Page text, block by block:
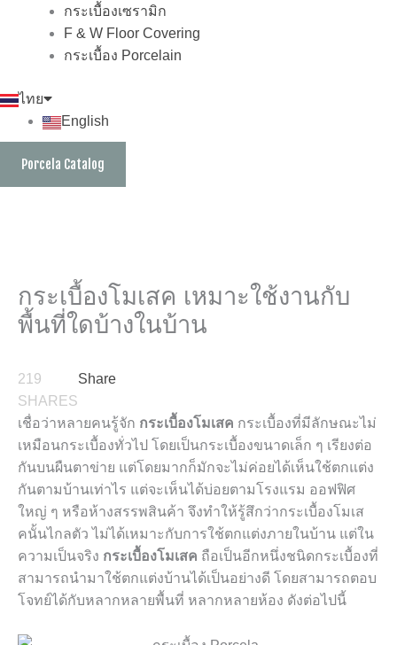
กระเบื้องเซรามิก
F & W Floor Covering
กระเบื้อง Porcelain
ไทย
English
Porcela Catalog
กระเบื้องโมเสค เหมาะใช้งานกับ
พื้นที่ใดบ้างในบ้าน
219
SHARES
Share
เชื่อว่าหลายคนรู้จัก กระเบื้องโมเสค กระเบื้องที่มีลักษณะไม่
เหมือนกระเบื้องทั่วไป โดยเป็นกระเบื้องขนาดเล็ก ๆ เรียงต่อ
กันบนผืนตาข่าย แต่โดยมากก็มักจะไม่ค่อยได้เห็นใช้ตกแต่ง
กันตามบ้านเท่าไร แต่จะเห็นได้บ่อยตามโรงแรม ออฟฟิศ
ใหญ่ ๆ หรือห้างสรรพสินค้า จึงทำให้รู้สึกว่ากระเบื้องโมเส
คนั้นไกลตัว ไม่ได้เหมาะกับการใช้ตกแต่งภายในบ้าน แต่ใน
ความเป็นจริง กระเบื้องโมเสค ถือเป็นอีกหนึ่งชนิดกระเบื้องที่
สามารถนำมาใช้ตกแต่งบ้านได้เป็นอย่างดี โดยสามารถตอบ
โจทย์ได้กับหลากหลายพื้นที่ หลากหลายห้อง ดังต่อไปนี้